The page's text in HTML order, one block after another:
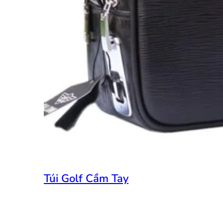
Túi Golf Cầm Tay